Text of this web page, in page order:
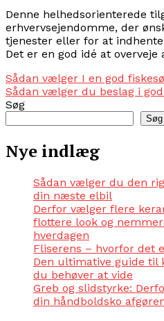
Denne helhedsorienterede
erhvervsejendomme, der
tjenester eller for at
Det er en god idé at
Indlægsnavigation
Sådan vælger I en god fiskesø
Sådan vælger du beslag i
Søg
Søg
Nye indlæg
Sådan vælger du den
din næste elbil
Derfor vælger flere
flottere look og
hverdagen
Fliserens – hvorfor det
Den ultimative guide til
du behøver at vide
Greb og slidstyrke:
din håndboldsko